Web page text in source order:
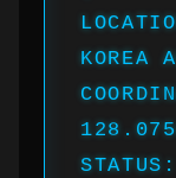
KOREA